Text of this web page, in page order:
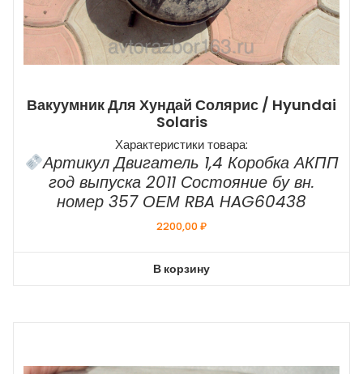
Вакуумник Для Хундай Солярис / Hyundai
Solaris
Характеристики товара:
Артикул Двигатель 1,4 Коробка АКПП
год выпуска 2011 Состояние бу вн.
номер 357 ОЕМ RBA HAG60438
2200,00₽
В корзину